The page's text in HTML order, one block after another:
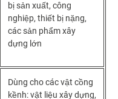
bị sản xuất, công
nghiệp, thiết bị nặng,
các sản phẩm xây
dựng lớn
Dùng cho các vật cồng
kềnh: vật liệu xây dựng,